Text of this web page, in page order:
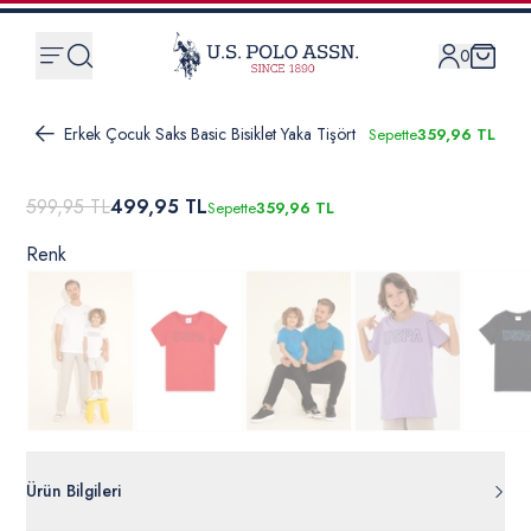
0
Erkek Çocuk Saks Basic Bisiklet Yaka Tişört Sepette359,96 TL
599,95 TL499,95 TLSepette359,96 TL
Renk
Ürün Bilgileri